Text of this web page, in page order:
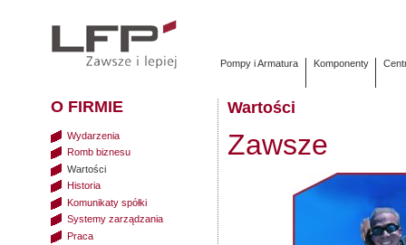
Pompy i Armatura Komponenty
Wartości
Zawsze
O FIRMIE
Wydarzenia
Romb biznesu
Wartości
Historia
Komunikaty spółki
Systemy zarządzania
Praca